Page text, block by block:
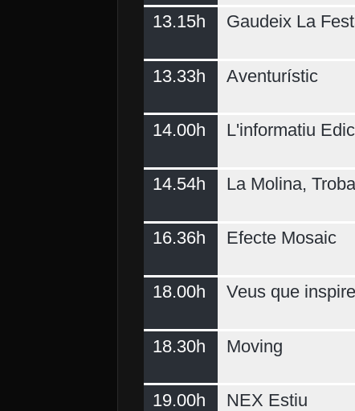
13.15h Gaudeix La
13.33h Aventurístic
14.00h L'informatiu
14.54h La Molina,
16.36h Efecte Mosaic
18.00h Veus que
18.30h Moving
19.00h NEX Estiu